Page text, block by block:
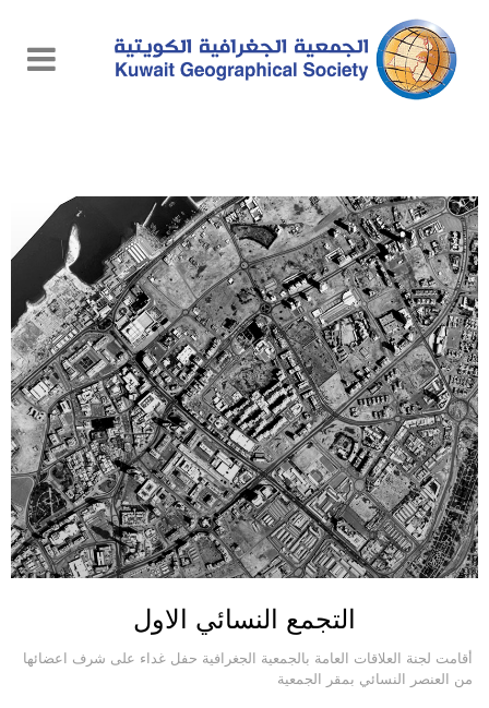
التجمع النسائي الاول
أقامت لجنة العلاقات العامة بالجمعية الجغرافية حفل غداء على شرف اعضائها
من العنصر النسائي بمقر الجمعية